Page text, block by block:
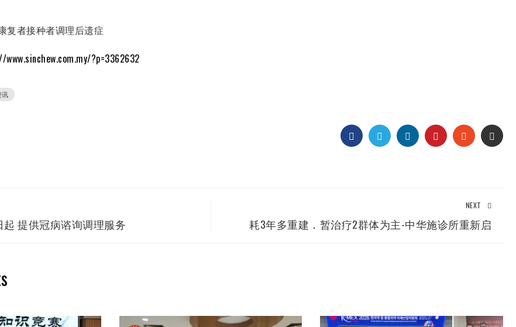
复者接种者调理后遗症
?p=3362632
讯
FACEBOOKTWITTER LINKEDIN PINTEREST EMAIL
起 提供冠病谘询调理服务
NEXT
耗3年多重建．暂治疗2群体为主-中华施诊所重新启